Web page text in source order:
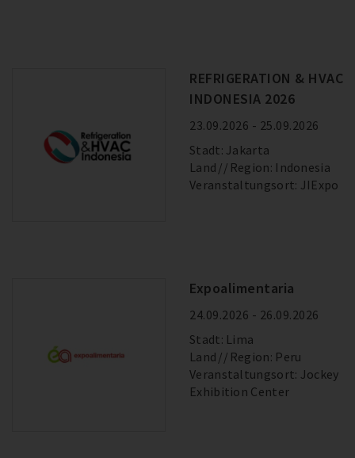
REFRIGERATION & HVAC
INDONESIA 2026
23.09.2026 - 25.09.2026
Stadt: Jakarta
Land
Region: Indonesia
Veranstaltungsort: JIExpo
Expoalimentaria
24.09.2026 - 26.09.2026
Stadt: Lima
Land
Region: Peru
Veranstaltungsort: Jockey
Exhibition Center